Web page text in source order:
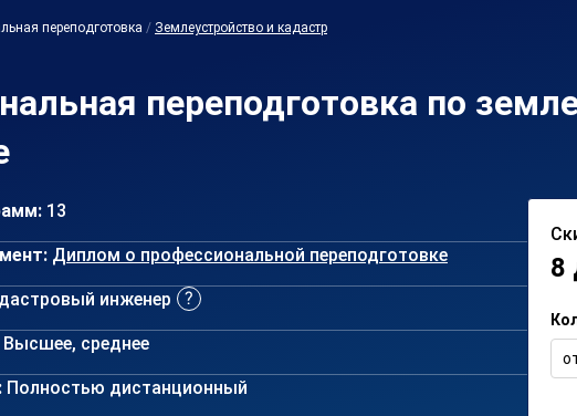
переподготовка / Землеустройство и кадастр
переподготовка по
13
Диплом о профессиональной переподготовке
инженер
Высшее, среднее
Полностью дистанционный
8